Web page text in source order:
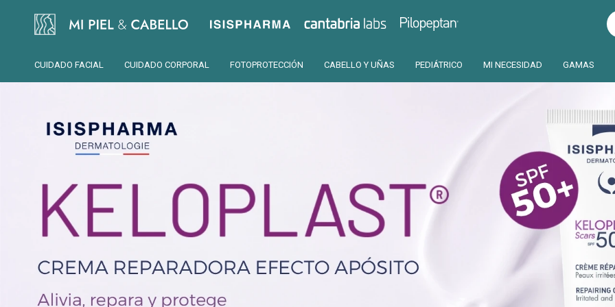
CUIDADO FACIAL CUIDADO CORPORAL FOTOPROTECCIÓN CABELLO Y UÑAS PEDIÁTRICO MI NECESIDAD GAMAS
Isispharma Cantabria Pilopeptan